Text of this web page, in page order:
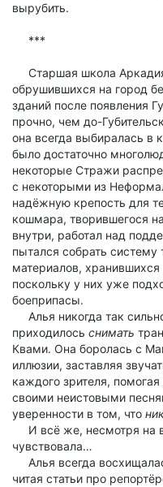
вырубить.
***
Старшая школа
обрушившихся на город
зданий после появления
прочно, чем до-
она всегда выбиралась в
было достаточно
некоторые Стражи
с некоторыми из
надёжную крепость для
кошмара, творившегося
внутри, работал над
пытался собрать систему
материалов,
поскольку у них уже
боеприпасы.
Алья никогда так
приходилось снимать
Квами. Она боролась с
иллюзии, заставляя
каждого зрителя,
своими неистовыми
уверенности в том, что
И всё же, несмотря на
чувствовала…
Алья всегда
читая статьи про